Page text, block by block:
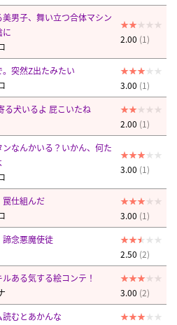
男子、舞い立つ合体マシン
に
2.00 (1)
突然Z出たみたい
3.00 (1)
る犬いるよ 屁こいたね
2.00 (1)
なんかいる？いかん、何た
3.00 (1)
罠仕組んだ
3.00 (1)
諦念悪魔使徒
2.50 (2)
ある気する絵コンテ！
3.00 (2)
むとあかんな